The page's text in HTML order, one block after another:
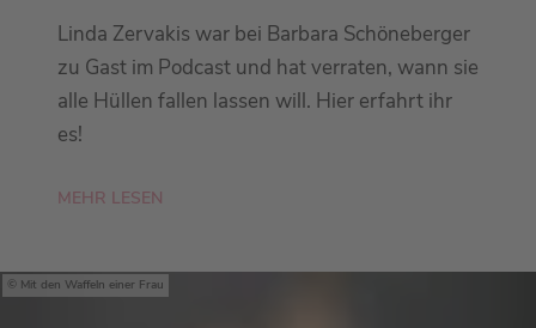
Linda Zervakis war bei Barbara Schöneberger
zu Gast im Podcast und hat verraten, wann sie
alle Hüllen fallen lassen will. Hier erfahrt ihr
es!
MEHR LESEN
Mit den Waffeln einer Frau